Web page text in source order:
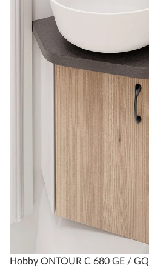
Hobby ONTOUR C 680 GE / GQ